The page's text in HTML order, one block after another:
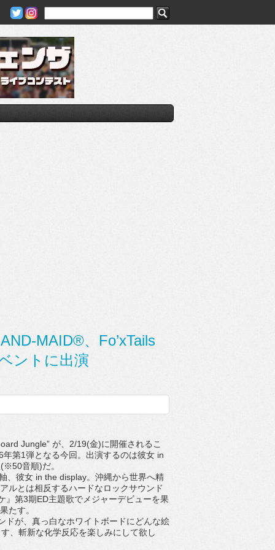
MAID®、Fo’xTails
ントに出演
Jungle” が、2/19(金)に開催されるこ
第1弾となる今回。出演するのは彼女 in
音順)だ。
彼女 in the display。沖縄から世界へ精
ルとは相反するハードなロックサウンド
』第3期ED主題歌でメジャーデビューを果
たす。
が、真っ白なホワイトボードにどんな絵
、斬新な化学反応を楽しみにして欲し